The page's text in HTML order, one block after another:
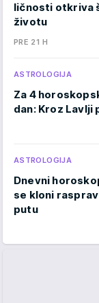
ličnosti otkriva
životu
PRE 21 H
ASTROLOGIJA
Za 4
dan: Kroz
ASTROLOGIJA
Dnevni
se kloni
putu